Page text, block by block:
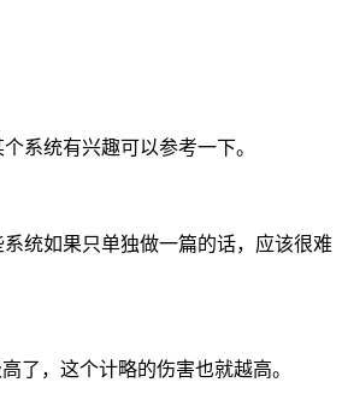
系统有兴趣可以参考一下。
统如果只单独做一篇的话，应该很难
了，这个计略的伤害也就越高。